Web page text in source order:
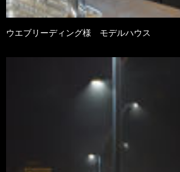
ウエブリーディング様 モデルハウス